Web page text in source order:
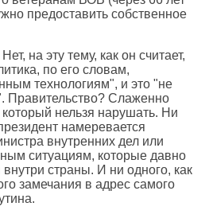
предоставить собственное
на эту тему, как он считает,
по его словам,
технологиям", и это "не
Правительство? Слаженно
нельзя нарушать. Ни
намеревается
внутренних дел или
ситуациям, которые давно
страны. И ни одного, как
замечания в адрес самого